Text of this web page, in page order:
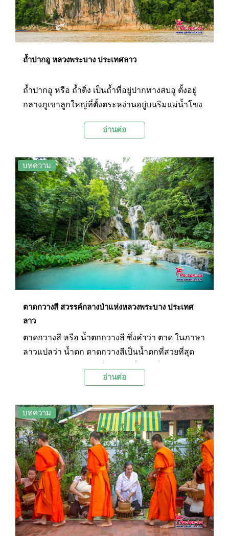
ถ้ำปากอู หลวงพระบาง ประเทศลาว
ถ้ำปากอู หรือ ถ้ำติ่ง เป็นถ้ำที่อยู่ปากทางสบอู ตั้งอยู่
กลางภูเขาลูกใหญ่ที่ตั้งตระหง่านอยู่บนริมแม่น้ำโขง
เป็นที่มาของ ชื่อ "ถ้ำปากอู" แห่งนี้
อ่านต่อ
บทความ
ตาดกวางสี สวรรค์กลางป่าแห่งหลวงพระบาง ประเทศ
ลาว
ตาดกวางสี หรือ น้ำตกกวางสี ซึ่งคำว่า ตาด ในภาษา
ลาวแปลว่า น้ำตก ตาดกวางสีเป็นน้ำตกที่สวยที่สุด
ธรรมชาติ ที่นักท่องเที่ยวแถบยุโรปนิยมมาผจญภัย
อ่านต่อ
บทความ